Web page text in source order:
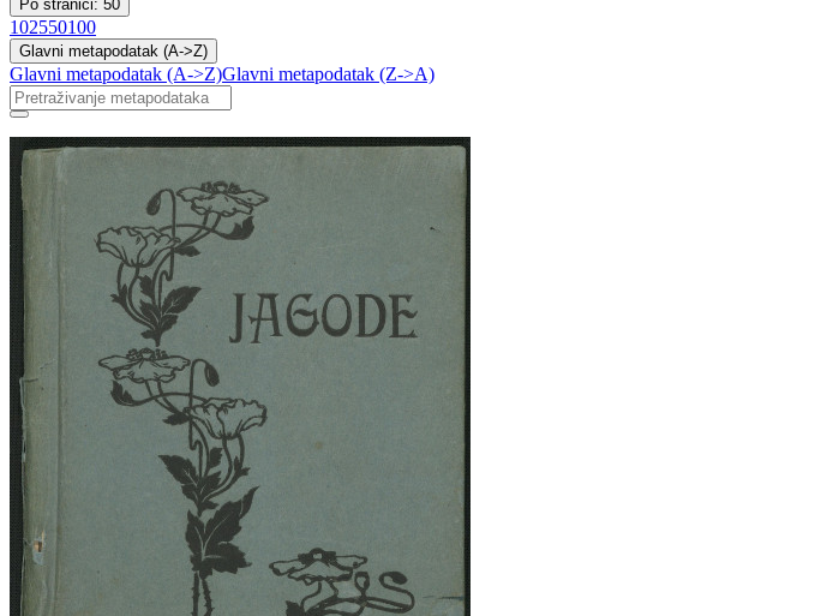
Po stranici: 50
102550100
Glavni metapodatak (A->Z)
Glavni metapodatak (A->Z)Glavni metapodatak (Z->A)